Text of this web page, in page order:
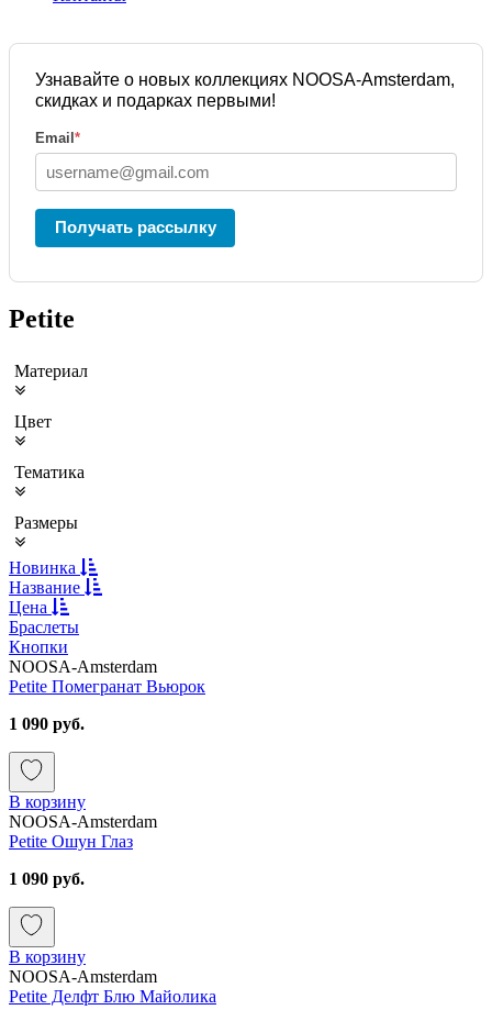
Узнавайте о новых коллекциях NOOSA-Amsterdam,
скидках и подарках первыми!
Email *
Получать рассылку
Petite
Материал
Цвет
Тематика
Размеры
Новинка
Название
Цена
Браслеты
Кнопки
NOOSA-Amsterdam
Petite Помегранат Вьюрок
1 090 руб.
В корзину
NOOSA-Amsterdam
Petite Ошун Глаз
1 090 руб.
В корзину
NOOSA-Amsterdam
Petite Делфт Блю Майолика